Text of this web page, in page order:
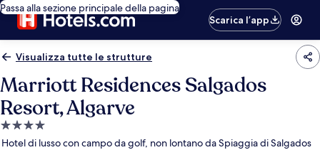
Passa alla sezione principale della pagina
Scarica l’app
Visualizza tutte le strutture
Marriott Residences Salgados
Resort, Algarve
Struttura
aHotel di lusso con campo da golf, non lontano da Spiaggia di Salgados